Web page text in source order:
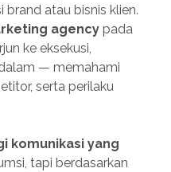
atau bisnis klien.
agencypada
ke eksekusi,
— memahami
serta perilaku
komunikasi yang
tapi berdasarkan